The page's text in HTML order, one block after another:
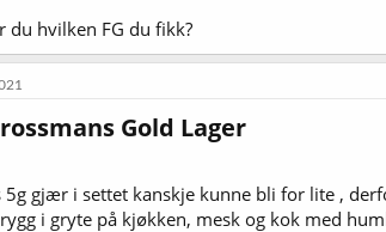
du hvilken FG du fikk?
Gold Lager​
5g gjær i settet kanskje kunne bli for lite ,
i gryte på kjøkken, mesk og kok med